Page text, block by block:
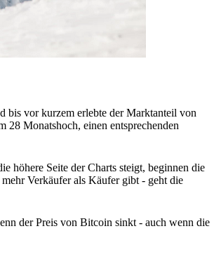
bis vor kurzem erlebte der Marktanteil von
Monatshoch, einen entsprechenden
höhere Seite der Charts steigt, beginnen die
Verkäufer als Käufer gibt - geht die
der Preis von Bitcoin sinkt - auch wenn die